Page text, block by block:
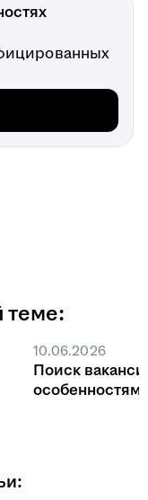
теме:
10.06.2026
Поиск